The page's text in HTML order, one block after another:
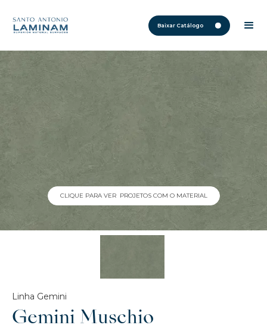
Baixar Catálogo
CLIQUE PARA VER PROJETOS COM O MATERIAL
Linha Gemini
Gemini Muschio